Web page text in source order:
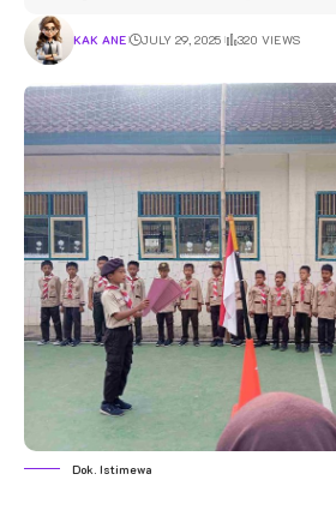
KAK ANE JULY 29, 2025 320 VIEWS
Dok. Istimewa